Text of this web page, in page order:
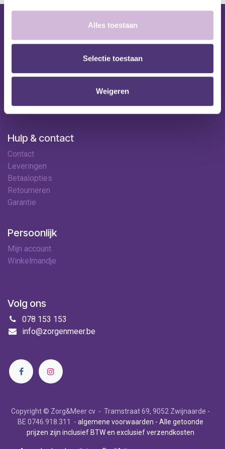
Alles toestaan
Selectie toestaan
Weigeren
Shop
Onze specialisten
Contact
Hulp & contact
Contact
Leveringen
Betaalopties
Retourneren
Garantie
Persoonlijk
Mijn account
Winkelmandje
Volg ons
078 153 153
info@zorgenmeer.be
Copyright © Zorg&Meer cv - Tramstraat 69, 9052 Zwijnaarde -
BE 0746.918.311 - algemene voorwaarden - Alle getoonde
prijzen zijn inclusief BTW en exclusief verzendkosten